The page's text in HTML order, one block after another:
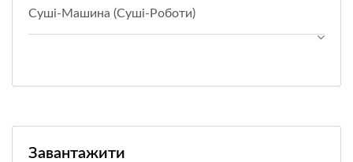
Суші-Машина (суші-Роботи)
Завантажити